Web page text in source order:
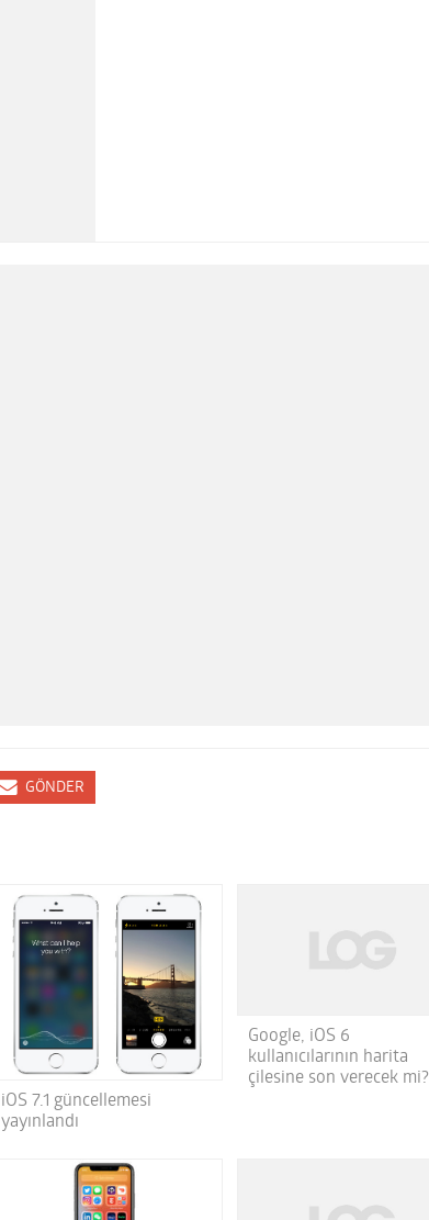
GÖNDER
iOS 7.1 güncellemesi
yayınlandı
Google, iOS 6
kullanıcılarının harita
çilesine son verecek mi?